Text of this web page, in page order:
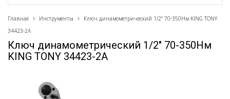
Главная Инструменты
Ключ динамометрический 1/2" 70-350Нм KING TONY
34423-2A
Ключ динамометрический 1/2" 70-350Нм
KING TONY 34423-2A